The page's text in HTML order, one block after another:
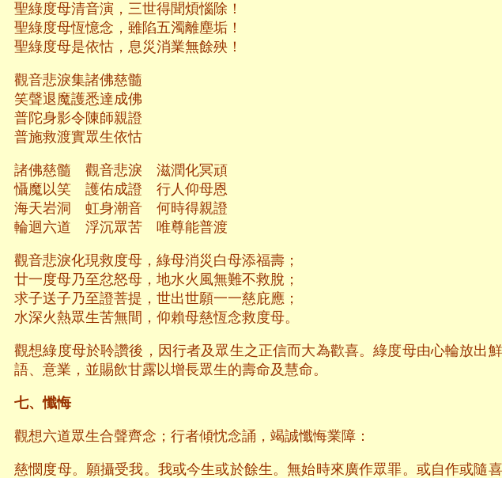
聖綠度母清音演，三世得聞煩惱除！
聖綠度母恆憶念，雖陷五濁離塵垢！
聖綠度母是依怙，息災消業無餘殃！
觀音悲淚集諸佛慈髓
笑聲退魔護悉達成佛
普陀身影令陳師親證
普施救渡實眾生依怙
諸佛慈髓 觀音悲淚 滋潤化冥頑
懾魔以笑 護佑成證 行人仰母恩
海天岩洞 虹身潮音 何時得親證
輪迴六道 浮沉眾苦 唯尊能普渡
觀音悲淚化現救度母，綠母消災白母添福壽；
廿一度母乃至忿怒母，地水火風無難不救脫；
求子送子乃至證菩提，世出世願一一慈庇應；
水深火熱眾生苦無間，仰賴母慈恆念救度母。
觀想綠度母於聆讚後，因行者及眾生之正信而大為歡喜。綠度母由心輪放出
語、意業，並賜飲甘露以增長眾生的壽命及慧命。
七、懺悔
觀想六道眾生合聲齊念；行者傾忱念誦，竭誠懺悔業障：
慈憫度母。願攝受我。我或今生或於餘生。無始時來廣作眾罪。或自作或隨